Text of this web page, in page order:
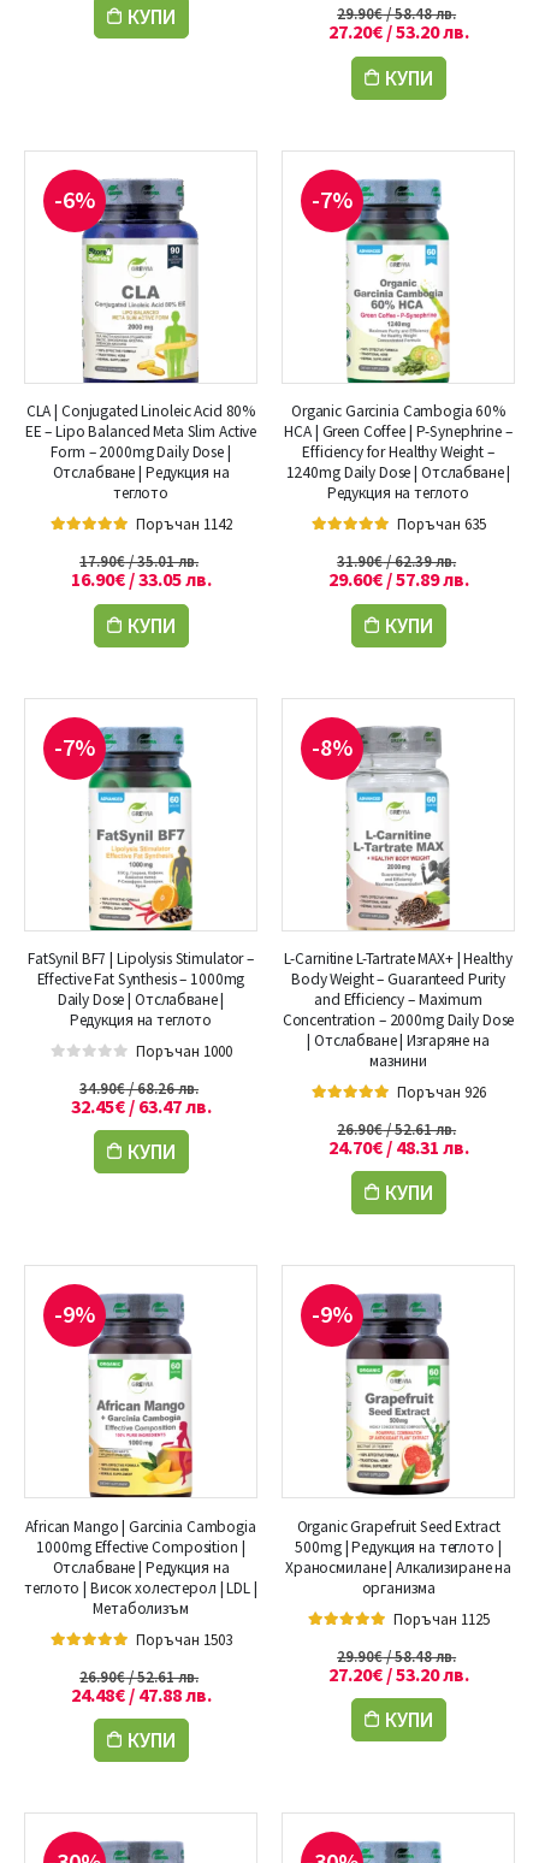
КУПИ 29.90€/ 58.48 лв.
27.20€/ 53.20 лв.
КУПИ
-6%
CLA | Conjugated Linoleic Acid 80%
EE – Lipo Balanced Meta Slim Active
Form – 2000mg Daily Dose |
Отслабване | Редукция на
теглото
Поръчан 1142
17.90€/ 35.01 лв.
16.90€/ 33.05 лв.
КУПИ
-7%
Organic Garcinia Cambogia 60%
HCA | Green Coffee | P-Synephrine –
Efficiency for Healthy Weight –
1240mg Daily Dose | Отслабване |
Редукция на теглото
Поръчан 635
31.90€/ 62.39 лв.
29.60€/ 57.89 лв.
КУПИ
-7%
FatSynil BF7 | Lipolysis Stimulator –
Effective Fat Synthesis – 1000mg
Daily Dose | Отслабване |
Редукция на теглото
Поръчан 1000
34.90€/ 68.26 лв.
32.45€/ 63.47 лв.
КУПИ
-8%
L-Carnitine L-Tartrate МАХ+ | Healthy
Body Weight – Guaranteed Purity
and Efficiency – Maximum
Concentration – 2000mg Daily Dose
| Отслабване | Изгаряне на
мазнини
Поръчан 926
26.90€/ 52.61 лв.
24.70€/ 48.31 лв.
КУПИ
-9%
African Mango | Garcinia Cambogia
1000mg Effective Composition |
Отслабване | Редукция на
теглото | Висок холестерол | LDL |
Метаболизъм
Поръчан 1503
26.90€/ 52.61 лв.
24.48€/ 47.88 лв.
КУПИ
-9%
Organic Grapefruit Seed Extract
500mg | Редукция на теглото |
Храносмилане | Алкализиране на
организма
Поръчан 1125
29.90€/ 58.48 лв.
27.20€/ 53.20 лв.
КУПИ